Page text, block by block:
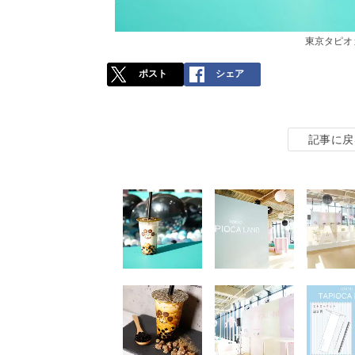
東京タピ
ポスト シェア
記事に